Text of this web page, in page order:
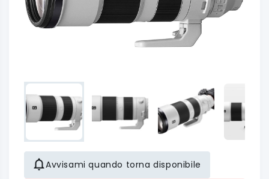
Avvisami quando torna disponibile